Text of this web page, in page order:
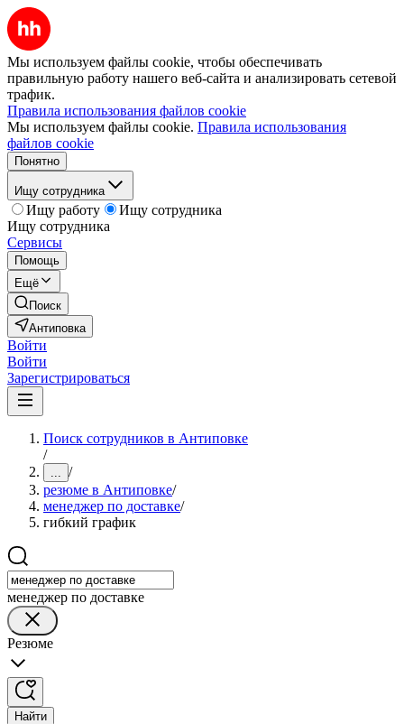
Мы используем файлы cookie, чтобы обеспечивать
правильную работу нашего веб-сайта и анализировать сетевой
трафик.
Правила использования файлов cookie
Мы используем файлы cookie. Правила использования
файлов cookie
Понятно
Ищу сотрудника
Ищу работу
Ищу сотрудника
Ищу сотрудника
Сервисы
Помощь
Ещё
Поиск
Антиповка
Войти
Войти
Зарегистрироваться
Поиск сотрудников в Антиповке
/
... /
резюме в Антиповке/
менеджер по доставке/
гибкий график
менеджер по доставке
Резюме
Найти